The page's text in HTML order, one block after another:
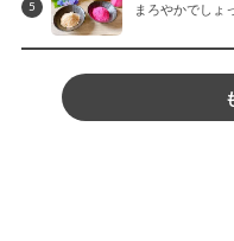
5 まろやかでしょ